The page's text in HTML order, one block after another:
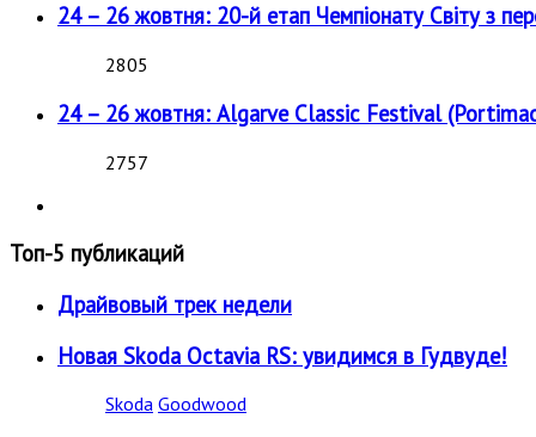
24 – 26 жовтня: 20-й етап Чемпіонату Світу з
2805
24 – 26 жовтня: Algarve Classic Festival
2757
Топ-5 публикаций
Драйвовый трек недели
Новая Skoda Octavia RS: увидимся в Гудвуде!
Skoda Goodwood